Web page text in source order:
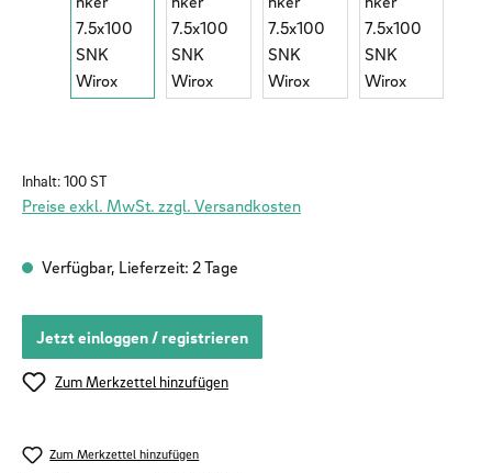
Inhalt:100 ST
Preise exkl. MwSt. zzgl. Versandkosten
Verfügbar, Lieferzeit: 2 Tage
Jetzt einloggen / registrieren
Zum Merkzettel hinzufügen
Zum Merkzettel hinzufügen